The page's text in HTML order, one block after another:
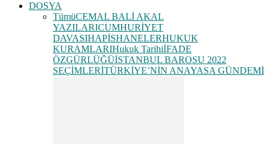
DOSYA
TümüCEMAL BALİ AKAL
YAZILARICUMHURİYET
DAVASIHAPİSHANELERHUKUK
KURAMLARIHukuk TarihiİFADE
ÖZGÜRLÜĞÜİSTANBUL BAROSU 2022
SEÇİMLERİTÜRKİYE’NİN ANAYASA GÜNDEMİ